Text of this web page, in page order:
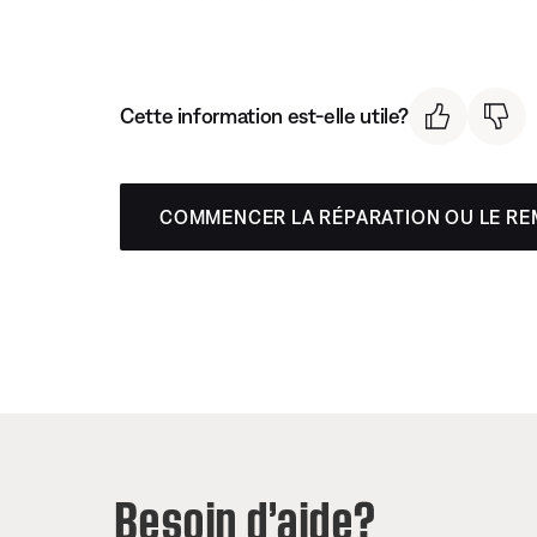
Cette information est-elle utile?
COMMENCER LA RÉPARATION OU LE
Besoin d’aide?